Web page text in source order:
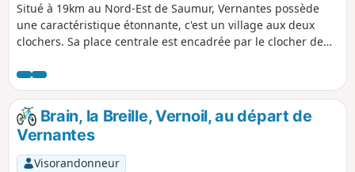
Situé à 19km au Nord-Est de Saumur, Vernantes possède
une caractéristique étonnante, c'est un village aux deux
clochers. Sa place centrale est encadrée par le clocher de
l’église paroissiale construite au XIXe siècle. La commune se
distingue également par son environnement très boisé que
vous pouvez découvrir à cheval.
Brain, la Breille, Vernoil, au départ de
Vernantes
Visorandonneur